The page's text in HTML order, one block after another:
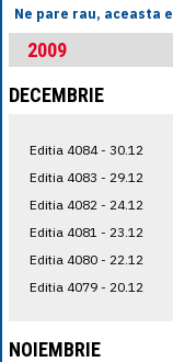
Ne pare rau, aceasta
2009
DECEMBRIE
Editia 4084 - 30.12
Editia 4083 - 29.12
Editia 4082 - 24.12
Editia 4081 - 23.12
Editia 4080 - 22.12
Editia 4079 - 20.12
NOIEMBRIE